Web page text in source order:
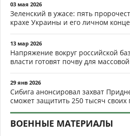
03 мая 2026
Зеленский в ужасе: пять
крахе Украины и его личном
13 мар 2026
Напряжение вокруг российской
власти готовят почву для
29 янв 2026
Сибига анонсировал захват
сможет защитить 250 тысяч своих
ВОЕННЫЕ МАТЕРИАЛЫ